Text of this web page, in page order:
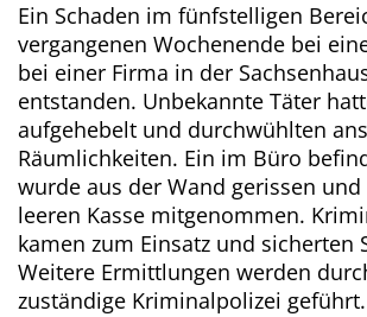
Ein Schaden im fünfstelligen
vergangenen Wochenende bei
bei einer Firma in der
entstanden. Unbekannte Täter
aufgehebelt und durchwühlten
Räumlichkeiten. Ein im Büro
wurde aus der Wand gerissen
leeren Kasse mitgenommen.
kamen zum Einsatz und sicherten
Weitere Ermittlungen werden
zuständige Kriminalpolizei geführt.